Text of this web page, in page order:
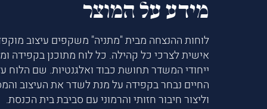
מידע על המוצר
לוחות ההנצחה מבית "מתניה" משקפים עיצוב
אישית לצרכי כל קהילה. כל לוח מתוכנן בקפידה
ייחודי המשדר תחושת כבוד ואלגנטיות. שם הלוח
החיים נבחר בקפידה על מנת לשדר את העיצוב
וליצור חיבור חזותי והרמוני עם סביבת בית הכנסת.